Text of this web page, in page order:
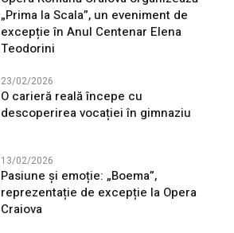
„Prima la Scala”, un eveniment de
excepție în Anul Centenar Elena
Teodorini
23/02/2026
O carieră reală începe cu
descoperirea vocației în gimnaziu
13/02/2026
Pasiune și emoție: „Boema”,
reprezentație de excepție la Opera
Craiova